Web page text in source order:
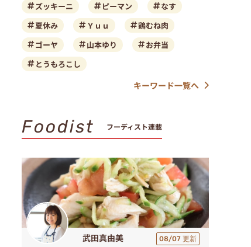
ズッキーニ ピーマン
なす
夏休み
Ｙｕｕ
鶏むね肉
ゴーヤ
山本ゆり
お弁当
とうもろこし
キーワード一覧へ
Foodist フーディスト連載
武田真由美 08/07 更新